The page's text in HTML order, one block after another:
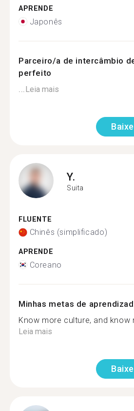
APRENDE
Japonês
Parceiro/a de intercâmbio
perfeito
Leia mais
Y.
Suita
FLUENTE
Chinês (simplificado)
APRENDE
Coreano
Minhas metas de
Know more culture, and know
Leia mais